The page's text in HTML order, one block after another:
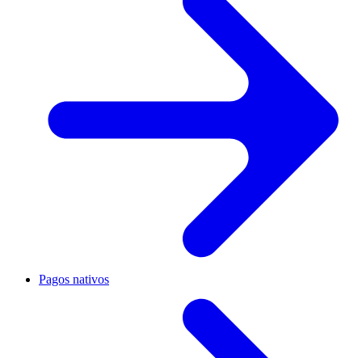
Pagos nativos